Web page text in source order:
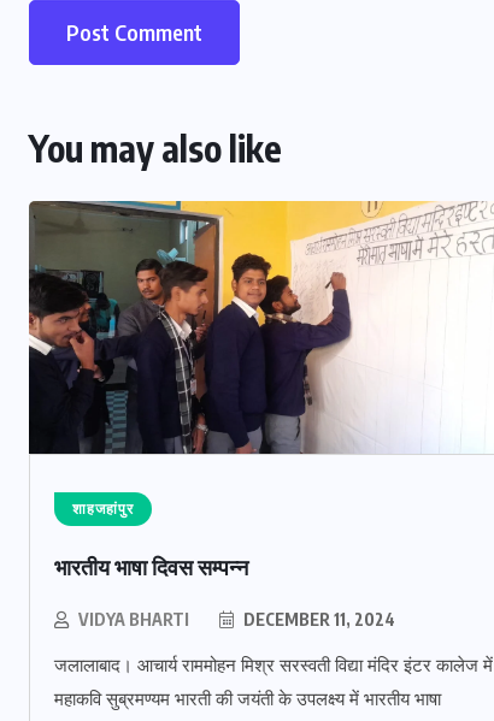
You may also like
शाहजहांपुर
भारतीय भाषा दिवस सम्पन्न
VIDYA BHARTI DECEMBER 11, 2024
जलालाबाद। आचार्य राममोहन मिश्र सरस्वती विद्या मंदिर इंटर कालेज में
महाकवि सुब्रमण्यम भारती की जयंती के उपलक्ष्य में भारतीय भाषा
शाहजहांपुर